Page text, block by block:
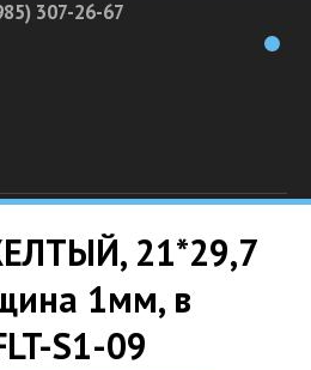
307-26-67
21*29,7
1мм, в
S1-09